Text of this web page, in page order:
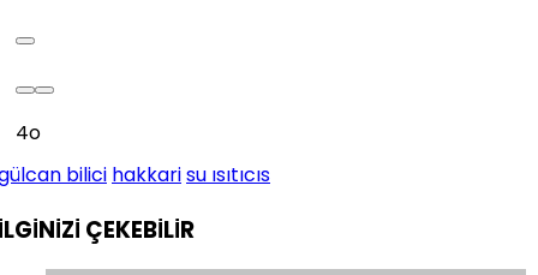
4o
bilici hakkarisu ısıtıcıs
ÇEKEBİLİR